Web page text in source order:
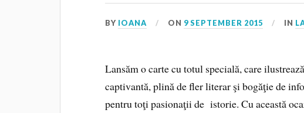
BY IOANA ON 9 SEPTEMBER 2015 IN
Lansăm o carte cu totul specială, care
captivantă, plină de fler literar şi bogăţie de
pentru toţi pasionaţii de istorie. Cu această